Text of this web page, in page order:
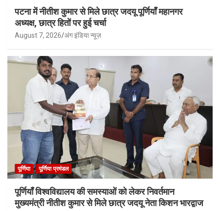
पटना में नीतीश कुमार से मिले छात्र जदयू पूर्णियाँ महानगर
अध्यक्ष, छात्र हितों पर हुई चर्चा
August 7, 2026 अंग इंडिया न्यूज़
पूर्णिया पूर्णिया प्रमंडल
पूर्णियाँ विश्वविद्यालय की समस्याओं को लेकर निवर्तमान
मुख्यमंत्री नीतीश कुमार से मिले छात्र जदयू नेता किशन भारद्वाज